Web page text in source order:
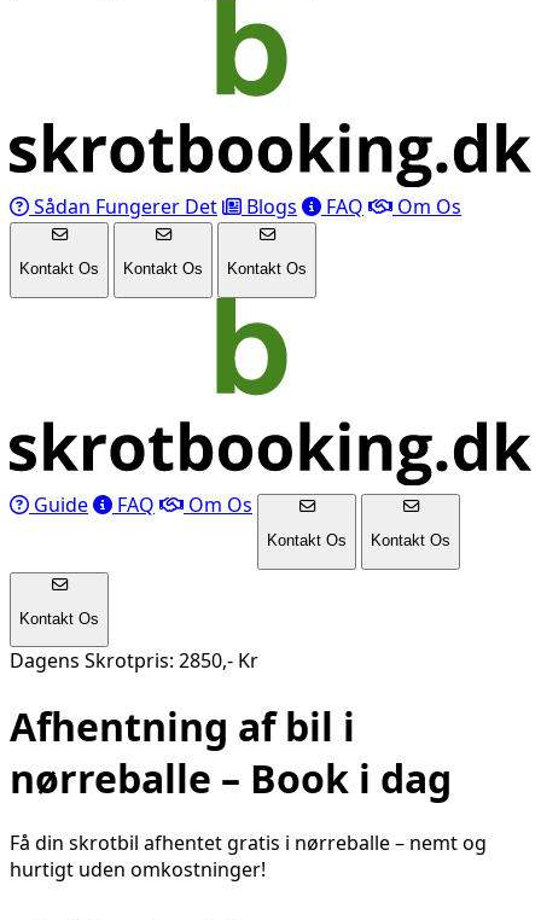
Sådan Fungerer Det Blogs FAQ Om Os
Kontakt Os Kontakt Os Kontakt Os
Guide FAQ Om Os
Kontakt Os Kontakt Os
Kontakt Os
Dagens Skrotpris: 2850,- Kr
Afhentning af bil i
nørreballe – Book i dag
Få din skrotbil afhentet gratis i nørreballe– nemt og
hurtigt uden omkostninger!